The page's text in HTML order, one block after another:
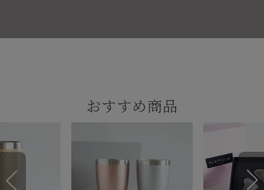
おすすめ商品